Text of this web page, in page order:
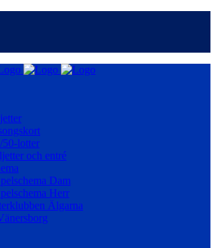
lotter
och entré
Dam
Herr
Älgarna